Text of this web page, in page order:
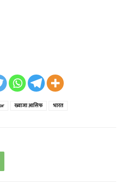
ख्वाजा आसिफ भारत